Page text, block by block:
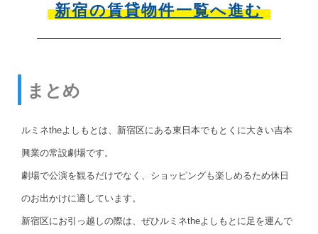
新宿の賃貸物件一覧へ進む
まとめ
ルミネtheよしもとは、新宿区にある東日本でもとくに大きい吉本
興業の常設劇場です。
劇場で公演を観るだけでなく、ショッピングも楽しめるため休日
のお出かけに適しています。
新宿区にお引っ越しの際は、ぜひルミネtheよしもとに足を運んで